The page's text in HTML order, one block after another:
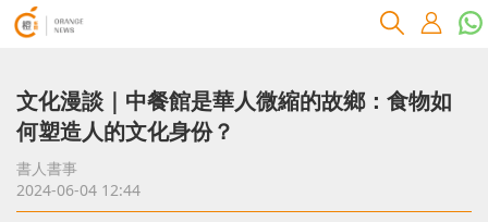
文化漫談｜中餐館是華人微縮的故鄉：食物如
何塑造人的文化身份？
書人書事
2024-06-04 12:44